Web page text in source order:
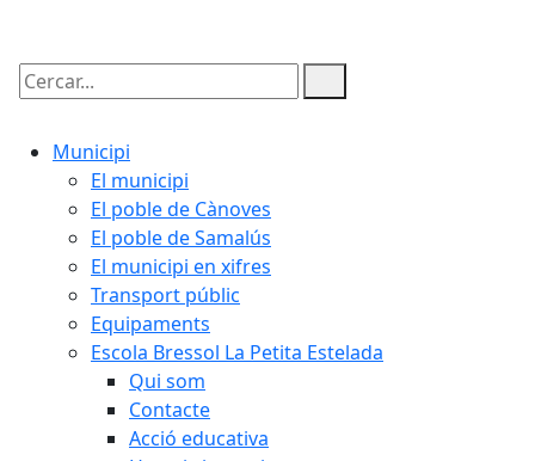
Cercar:
Municipi
El municipi
El poble de Cànoves
El poble de Samalús
El municipi en xifres
Transport públic
Equipaments
Escola Bressol La Petita Estelada
Qui som
Contacte
Acció educativa